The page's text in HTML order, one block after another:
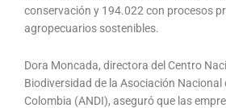
conservación y 194.022 con procesos
agropecuarios sostenibles.
Dora Moncada, directora del Centro
Biodiversidad de la Asociación Nacional
Colombia (ANDI), aseguró que las